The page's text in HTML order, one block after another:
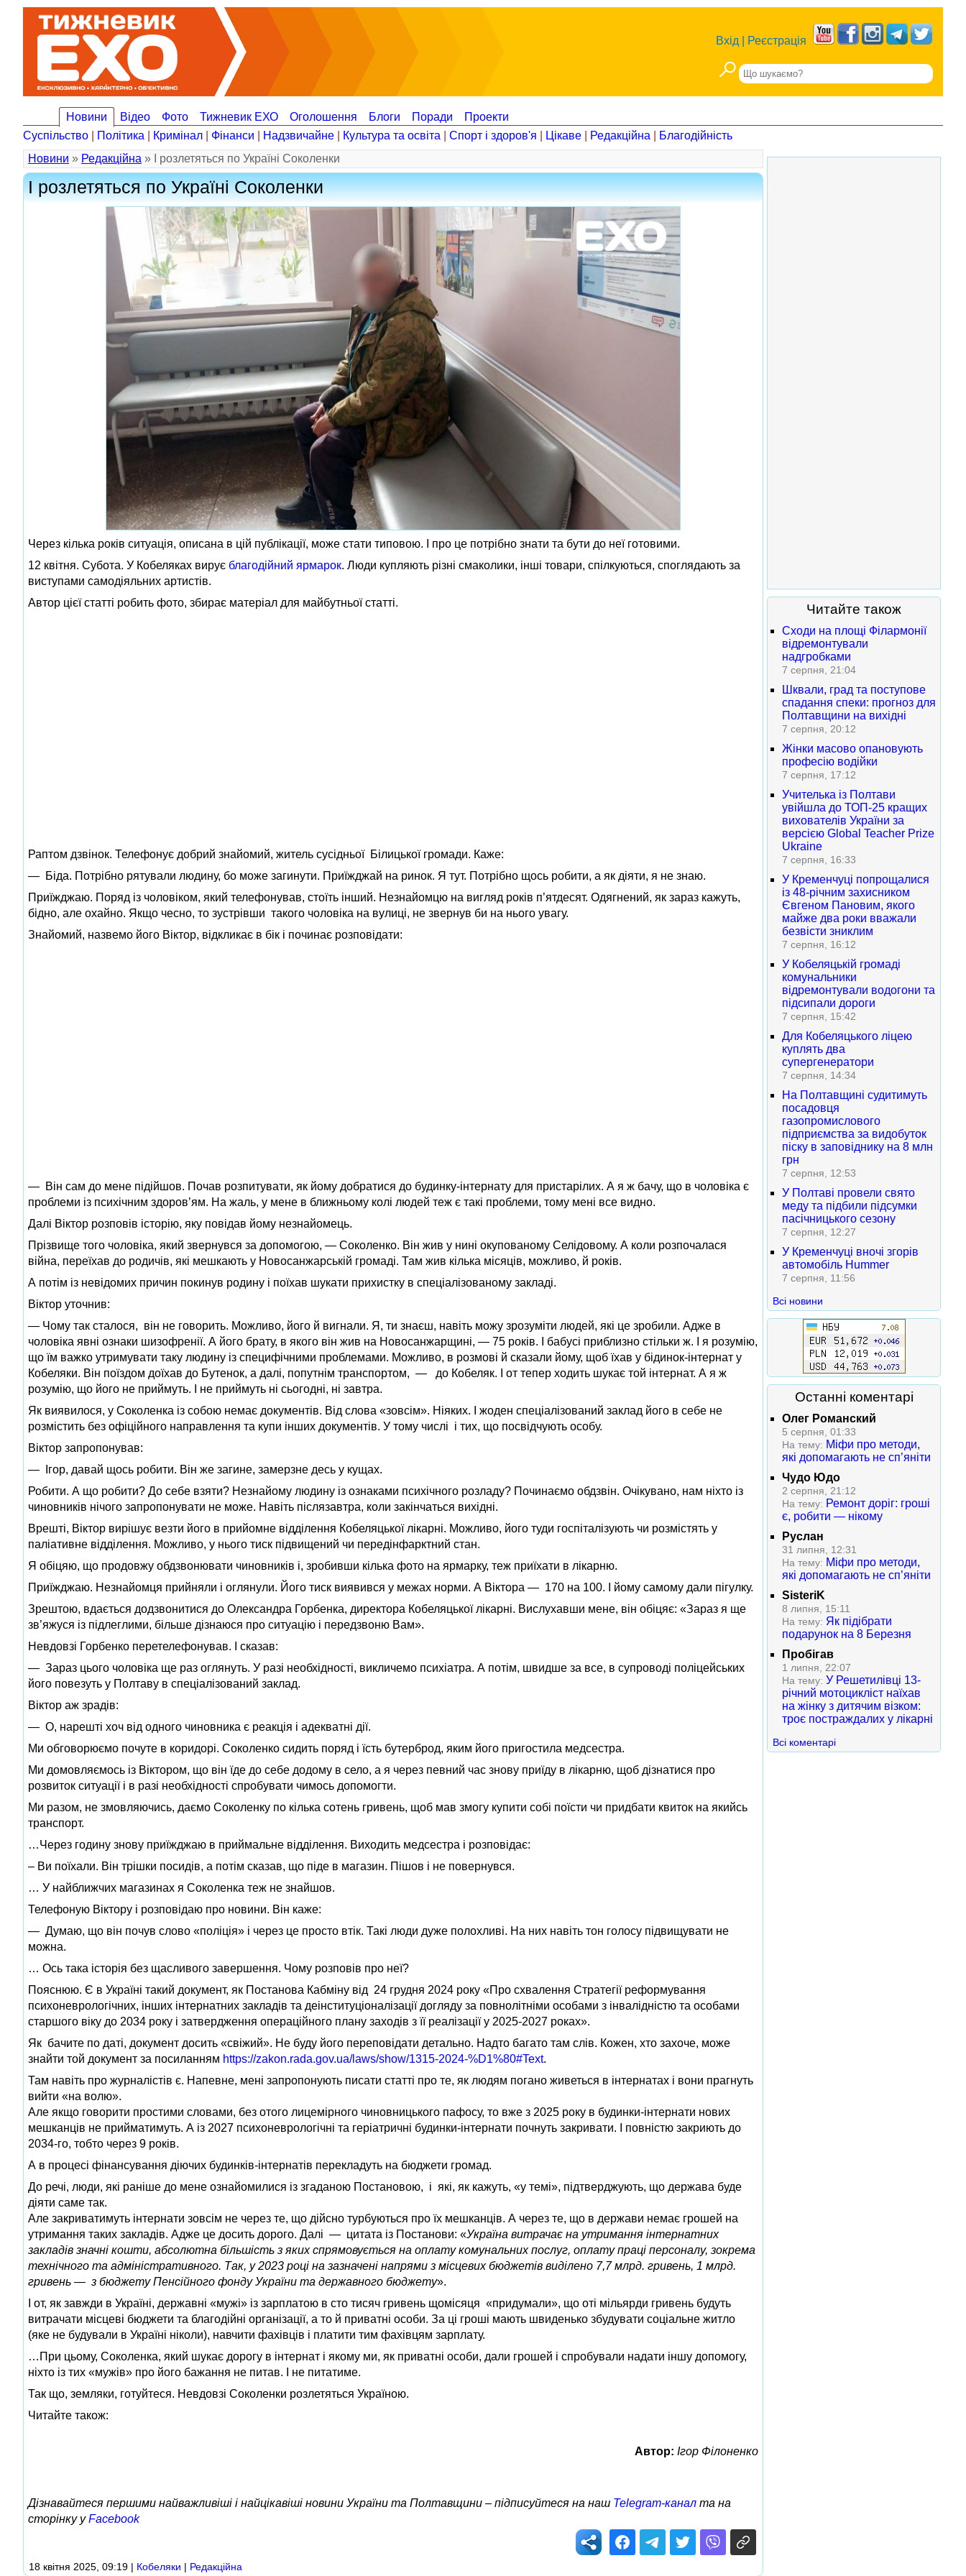
Вхід Реєстрація
Новини Відео Фото Тижневик ЕХО Оголошення Блоги Поради
Проекти
Суспільство
Політика Кримінал Фінанси Надзвичайне Культура та освіта Спорт і здоров'я Цікаве Редакційна
Благодійність
Новини » Редакційна » І розлетяться по Україні Соколенки
І розлетяться по Україні Соколенки
Через кілька років ситуація, описана в цій публікації, може стати типовою. І про це потрібно знати та бути до неї готовими.
12 квітня. Субота. У Кобеляках вирує благодійний ярмарок. Люди купляють різні смаколики, інші товари, спілкуються, споглядають за
виступами самодіяльних артистів.
Автор цієї статті робить фото, збирає матеріал для майбутньої статті.
Раптом дзвінок. Телефонує добрий знайомий, житель сусідньої Білицької громади. Каже:
— Біда. Потрібно рятували людину, бо може загинути. Приїжджай на ринок. Я тут. Потрібно щось робити, а як діяти, я не знаю.
Приїжджаю. Поряд із чоловіком, який телефонував, стоїть інший. Незнайомцю на вигляд років п’ятдесят. Одягнений, як зараз кажуть,
бідно, але охайно. Якщо чесно, то зустрівши такого чоловіка на вулиці, не звернув би на нього увагу.
Знайомий, назвемо його Віктор, відкликає в бік і починає розповідати:
— Він сам до мене підійшов. Почав розпитувати, як йому добратися до будинку-інтернату для пристарілих. А я ж бачу, що в чоловіка є
проблеми із психічним здоров’ям. На жаль, у мене в ближньому колі людей теж є такі проблеми, тому мені все видно.
Далі Віктор розповів історію, яку повідав йому незнайомець.
Прізвище того чоловіка, який звернувся за допомогою, — Соколенко. Він жив у нині окупованому Селідовому. А коли розпочалася
війна, переїхав до родичів, які мешкають у Новосанжарській громаді. Там жив кілька місяців, можливо, й років.
А потім із невідомих причин покинув родину і поїхав шукати прихистку в спеціалізованому закладі.
Віктор уточнив:
— Чому так сталося, він не говорить. Можливо, його й вигнали. Я, ти знаєш, навіть можу зрозуміти людей, які це зробили. Адже в
чоловіка явні ознаки шизофренії. А його брату, в якого він жив на Новосанжарщині, — 75 років. І бабусі приблизно стільки ж. І я розумію,
що їм важко утримувати таку людину із специфічними проблемами. Можливо, в розмові й сказали йому, щоб їхав у бідинок-інтернат у
Кобеляки. Він поїздом доїхав до Бутенок, а далі, попутнім транспортом, — до Кобеляк. І от тепер ходить шукає той інтернат. А я ж
розумію, що його не приймуть. І не приймуть ні сьогодні, ні завтра.
Як виявилося, у Соколенка із собою немає документів. Від слова «зовсім». Ніяких. І жоден спеціалізований заклад його в себе не
розмістить без офіційного направлення та купи інших документів. У тому числі і тих, що посвідчують особу.
Віктор запропонував:
— Ігор, давай щось робити. Він же загине, замерзне десь у кущах.
Робити. А що робити? До себе взяти? Незнайому людину із ознаками психічного розладу? Починаємо обдзвін. Очікувано, нам ніхто із
чиновників нічого запропонувати не може. Навіть післязавтра, коли закінчаться вихідні.
Врешті, Віктор вирішує везти його в прийомне відділення Кобеляцької лікарні. Можливо, його туди госпіталізують чи розмістять у
паліативне відділення. Можливо, у нього тиск підвищений чи передінфарктний стан.
Я обіцяю, що продовжу обдзвонювати чиновників і, зробивши кілька фото на ярмарку, теж приїхати в лікарню.
Приїжджаю. Незнайомця прийняли і оглянули. Його тиск виявився у межах норми. А Віктора — 170 на 100. І йому самому дали пігулку.
Зрештою, вдається додзвонитися до Олександра Горбенка, директора Кобеляцької лікарні. Вислухавши мене, він обіцяє: «Зараз я ще
зв’яжуся із підлеглими, більше дізнаюся про ситуацію і передзвоню Вам».
Невдовзі Горбенко перетелефонував. І сказав:
— Зараз цього чоловіка ще раз оглянуть. У разі необхідності, викличемо психіатра. А потім, швидше за все, в супроводі поліцейських
його повезуть у Полтаву в спеціалізований заклад.
Віктор аж зрадів:
— О, нарешті хоч від одного чиновника є реакція і адекватні дії.
Ми обговорюємо почуте в коридорі. Соколенко сидить поряд і їсть бутерброд, яким його пригостила медсестра.
Ми домовляємось із Віктором, що він їде до себе додому в село, а я через певний час знову приїду в лікарню, щоб дізнатися про
розвиток ситуації і в разі необхідності спробувати чимось допомогти.
Ми разом, не змовляючись, даємо Соколенку по кілька сотень гривень, щоб мав змогу купити собі поїсти чи придбати квиток на якийсь
транспорт.
…Через годину знову приїжджаю в приймальне відділення. Виходить медсестра і розповідає:
– Ви поїхали. Він трішки посидів, а потім сказав, що піде в магазин. Пішов і не повернувся.
… У найближчих магазинах я Соколенка теж не знайшов.
Телефоную Віктору і розповідаю про новини. Він каже:
— Думаю, що він почув слово «поліція» і через це просто втік. Такі люди дуже полохливі. На них навіть тон голосу підвищувати не
можна.
… Ось така історія без щасливого завершення. Чому розповів про неї?
Пояснюю. Є в Україні такий документ, як Постанова Кабміну від 24 грудня 2024 року «Про схвалення Стратегії реформування
психоневрологічних, інших інтернатних закладів та деінституціоналізації догляду за повнолітніми особами з інвалідністю та особами
старшого віку до 2034 року і затвердження операційного плану заходів з її реалізації у 2025-2027 роках».
Як бачите по даті, документ досить «свіжий». Не буду його переповідати детально. Надто багато там слів. Кожен, хто захоче, може
знайти той документ за посиланням https://zakon.rada.gov.ua/laws/show/1315-2024-%D1%80#Text.
Там навіть про журналістів є. Напевне, мені запропонують писати статті про те, як людям погано живеться в інтернатах і вони прагнуть
вийти «на волю».
Але якщо говорити простими словами, без отого лицемірного чиновницького пафосу, то вже з 2025 року в будинки-інтернати нових
мешканців не прийматимуть. А із 2027 психоневрологічні та геріатричні будинки-інтернати почнуть закривати. І повністю закриють до
2034-го, тобто через 9 років.
А в процесі фінансування діючих будинків-інтернатів перекладуть на бюджети громад.
До речі, люди, які раніше до мене ознайомилися із згаданою Постановою, і які, як кажуть, «у темі», підтверджують, що держава буде
діяти саме так.
Але закриватимуть інтернати зовсім не через те, що дійсно турбуються про їх мешканців. А через те, що в держави немає грошей на
утримання таких закладів. Адже це досить дорого. Далі — цитата із Постанови: «Україна витрачає на утримання інтернатних
закладів значні кошти, абсолютна більшість з яких спрямовується на оплату комунальних послуг, оплату праці персоналу, зокрема
технічного та адміністративного. Так, у 2023 році на зазначені напрями з місцевих бюджетів виділено 7,7 млрд. гривень, 1 млрд.
гривень — з бюджету Пенсійного фонду України та державного бюджету».
І от, як завжди в Україні, державні «мужі» із зарплатою в сто тисяч гривень щомісяця «придумали», що оті мільярди гривень будуть
витрачати місцеві бюджети та благодійні організації, а то й приватні особи. За ці гроші мають швиденько збудувати соціальне житло
(яке не будували в Україні ніколи), навчити фахівців і платити тим фахівцям зарплату.
…При цьому, Соколенка, який шукає дорогу в інтернат і якому ми, як приватні особи, дали грошей і спробували надати іншу допомогу,
ніхто із тих «мужів» про його бажання не питав. І не питатиме.
Так що, земляки, готуйтеся. Невдовзі Соколенки розлетяться Україною.
Читайте також:
Автор: Ігор Філоненко
Дізнавайтеся першими найважливіші і найцікавіші новини України та Полтавщини – підписуйтеся на наш Telegram-канал та на
сторінку уFacebook
18 квітня 2025, 09:19 | Кобеляки | Редакційна
Читайте також
Сходи на площі Філармонії
відремонтували
надгробками
7 серпня, 21:04
Шквали, град та поступове
спадання спеки: прогноз для
Полтавщини на вихідні
7 серпня, 20:12
Жінки масово опановують
професію водійки
7 серпня, 17:12
Учителька із Полтави
увійшла до ТОП-25 кращих
вихователів України за
версією Global Teacher Prize
Ukraine
7 серпня, 16:33
У Кременчуці попрощалися
із 48-річним захисником
Євгеном Пановим, якого
майже два роки вважали
безвісти зниклим
7 серпня, 16:12
У Кобеляцькій громаді
комунальники
відремонтували водогони та
підсипали дороги
7 серпня, 15:42
Для Кобеляцького ліцею
куплять два
супергенератори
7 серпня, 14:34
На Полтавщині судитимуть
посадовця
газопромислового
підприємства за видобуток
піску в заповіднику на 8 млн
грн
7 серпня, 12:53
У Полтаві провели свято
меду та підбили підсумки
пасічницького сезону
7 серпня, 12:27
У Кременчуці вночі згорів
автомобіль Hummer
7 серпня, 11:56
Всі новини
Останні коментарі
Олег Романский
5 серпня, 01:33
На тему: Міфи про методи,
які допомагають не сп’яніти
Чудо Юдо
2 серпня, 21:12
На тему: Ремонт доріг: гроші
є, робити — нікому
Руслан
31 липня, 12:31
На тему: Міфи про методи,
які допомагають не сп’яніти
SisteriK
8 липня, 15:11
На тему: Як підібрати
подарунок на 8 Березня
Пробігав
1 липня, 22:07
На тему: У Решетилівці 13-
річний мотоцикліст наїхав
на жінку з дитячим візком:
троє постраждалих у лікарні
Всі коментарі